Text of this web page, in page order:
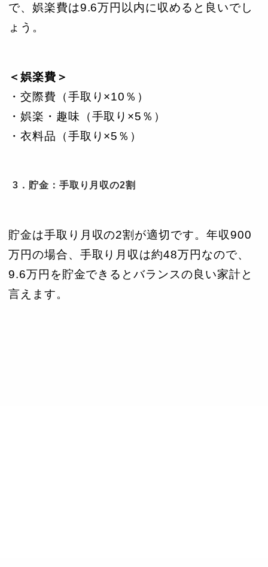
で、娯楽費は9.6万円以内に収めると良いでし
ょう。
＜娯楽費＞
・交際費（手取り×10％）
・娯楽・趣味（手取り×5％）
・衣料品（手取り×5％）
3．貯金：手取り月収の2割
貯金は手取り月収の2割が適切です。年収900
万円の場合、手取り月収は約48万円なので、
9.6万円を貯金できるとバランスの良い家計と
言えます。